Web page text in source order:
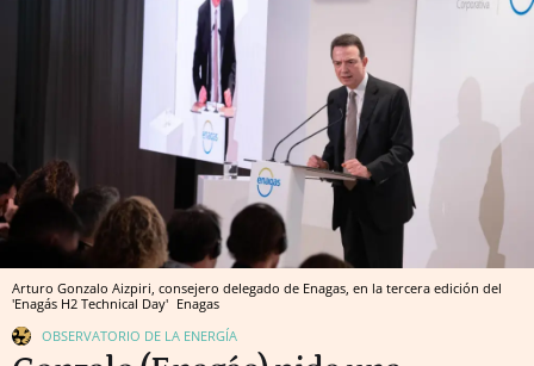
Arturo Gonzalo Aizpiri, consejero delegado de Enagas, en la tercera edición del
'Enagás H2 Technical Day' Enagas
OBSERVATORIO DE LA ENERGÍA